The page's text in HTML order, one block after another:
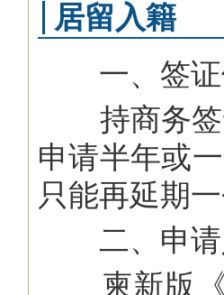
居留入籍
一、签证
持商务签
申请半年或
只能再延期
二、申请
柬新版《